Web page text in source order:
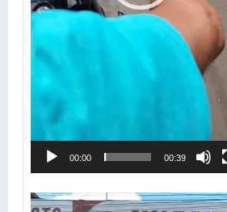
00:00 00:39
Tocador